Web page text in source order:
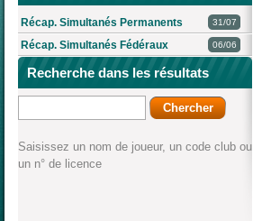
Récap. Simultanés Permanents 31/07
Récap. Simultanés Fédéraux 06/06
Recherche dans les résultats
Saisissez un nom de joueur, un code club ou
un n° de licence